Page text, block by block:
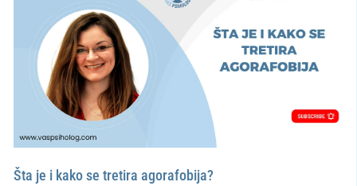
Šta je i kako se tretira agorafobija?